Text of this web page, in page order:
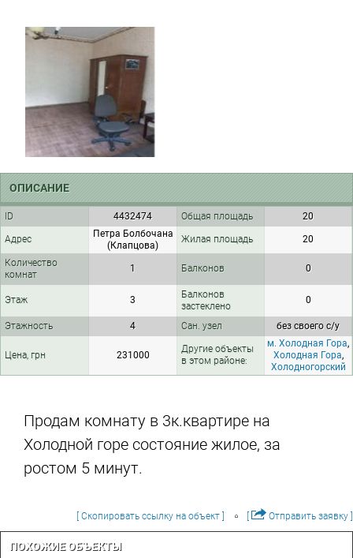
ОПИСАНИЕ
ID 4432474 Общая площадь 20
Адрес
Петра Болбочана
(Клапцова)
Жилая площадь 20
Количество
комнат
1 Балконов 0
Этаж 3
Балконов
застеклено
0
Этажность 4 Сан. узел без своего с/у
Цена, грн 231000
Другие объекты
в этом районе:
м. Холодная Гора,
Холодная Гора,
Холодногорский
Продам комнату в 3к.квартире на
Холодной горе состояние жилое, за
ростом 5 минут.
[ Скопировать ссылку на объект ] Отправить заявку ]
ПОХОЖИЕ ОБЪЕКТЫ